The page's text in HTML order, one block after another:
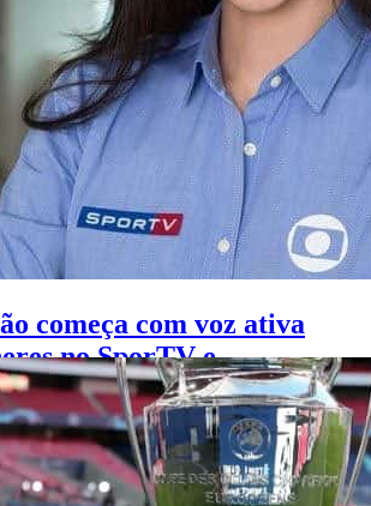
começa com voz ativa
no SporTV e